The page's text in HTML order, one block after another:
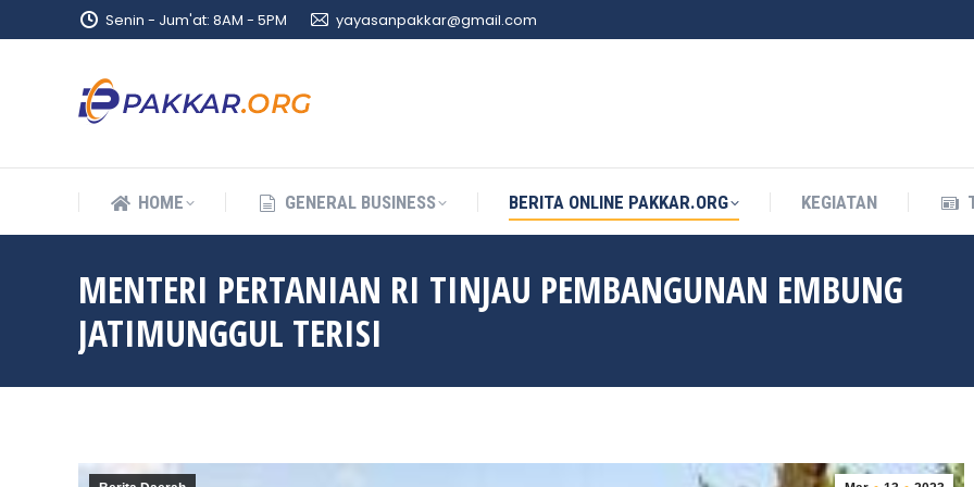
Senin - Jum'at: 8AM - 5PM yayasanpakkar@gmail.com
HOME GENERAL BUSINESS BERITA ONLINE PAKKAR.ORG KEGIATAN
MENTERI PERTANIAN RI TINJAU PEMBANGUNAN EMBUNG
JATIMUNGGUL TERISI
HOME GENERAL BUSINESS BERITA ONLINE PAKKAR.ORG KEGIATAN